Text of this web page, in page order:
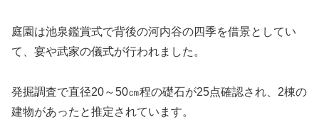
庭園は池泉鑑賞式で背後の河内谷の四季を借景としてい
て、宴や武家の儀式が行われました。
発掘調査で直径20～50㎝程の礎石が25点確認され、2棟の
建物があったと推定されています。